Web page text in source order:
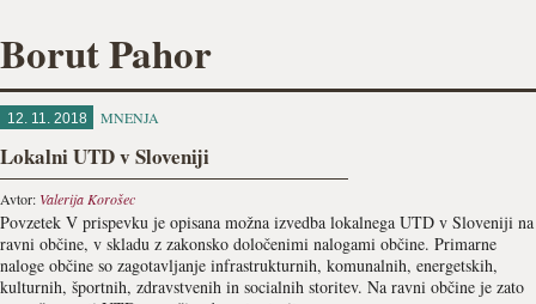
Borut Pahor
12. 11. 2018 MNENJA
Lokalni UTD v Sloveniji
Avtor: Valerija Korošec
Povzetek V prispevku je opisana možna izvedba lokalnega UTD v Sloveniji na
ravni občine, v skladu z zakonsko določenimi nalogami občine. Primarne
naloge občine so zagotavljanje infrastrukturnih, komunalnih, energetskih,
kulturnih, športnih, zdravstvenih in socialnih storitev. Na ravni občine je zato